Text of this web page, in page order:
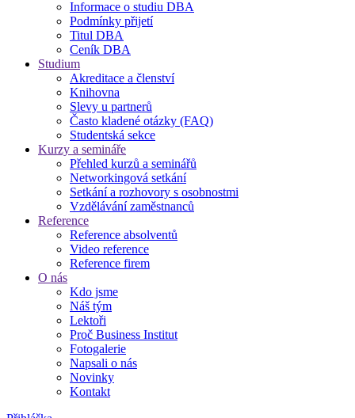
Informace o studiu DBA
Podmínky přijetí
Titul DBA
Ceník DBA
Studium
Akreditace a členství
Knihovna
Slevy u partnerů
Často kladené otázky (FAQ)
Studentská sekce
Kurzy a semináře
Přehled kurzů a seminářů
Networkingová setkání
Setkání a rozhovory s osobnostmi
Vzdělávání zaměstnanců
Reference
Reference absolventů
Video reference
Reference firem
O nás
Kdo jsme
Náš tým
Lektoři
Proč Business Institut
Fotogalerie
Napsali o nás
Novinky
Kontakt